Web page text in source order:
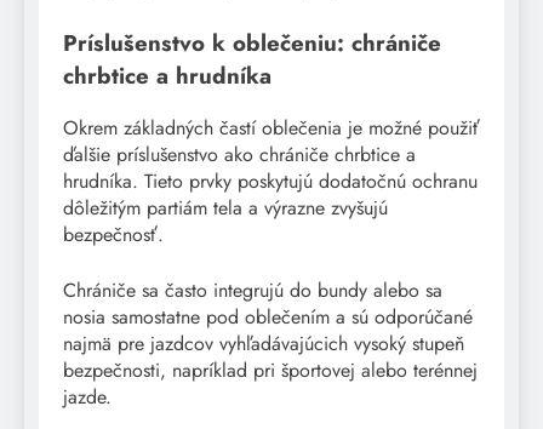
Príslušenstvo k oblečeniu: chrániče
chrbtice a hrudníka
Okrem základných častí oblečenia je možné použiť
ďalšie príslušenstvo ako chrániče chrbtice a
hrudníka. Tieto prvky poskytujú dodatočnú ochranu
dôležitým partiám tela a výrazne zvyšujú
bezpečnosť.
Chrániče sa často integrujú do bundy alebo sa
nosia samostatne pod oblečením a sú odporúčané
najmä pre jazdcov vyhľadávajúcich vysoký stupeň
bezpečnosti, napríklad pri športovej alebo terénnej
jazde.